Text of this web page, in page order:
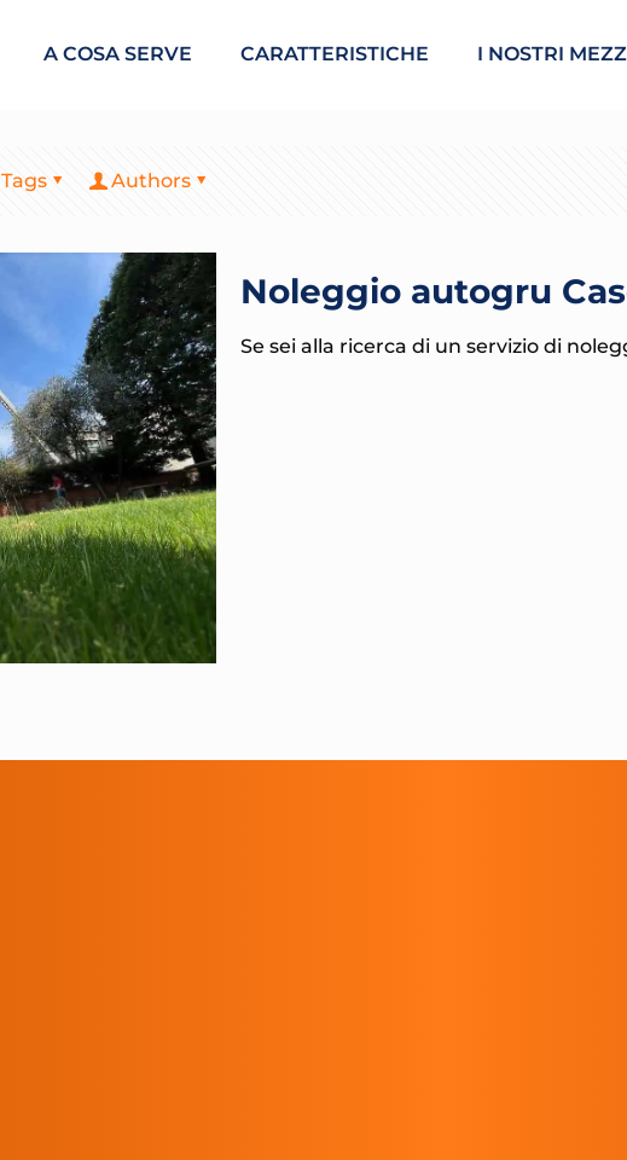
A COSA SERVE CARATTERISTICHE I NOSTRI
Tags Authors
Noleggio autogru
Se sei alla ricerca di un servizio di